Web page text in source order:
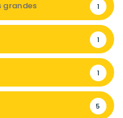
grandes 1
1
1
5